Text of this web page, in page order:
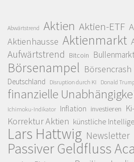
Abwärtstrend Aktien Aktien-ETF
Aktienhausse Aktienmarkt
Aufwärtstrend Bitcoin
Börsenampel Börsencrash
Deutschland Disruption durch KI Donald
finanzielle
Ichimoku-Indikator Inflation investieren
Korrektur Aktien künstliche
Lars Hattwig Newsletter
Passiver Geldfluss